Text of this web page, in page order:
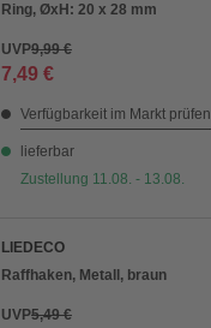
Ring, ØxH: 20 x 28 mm
UVP9,99 €
7,49 €
Verfügbarkeit im Markt prüfen
lieferbar
Zustellung 11.08. - 13.08.
LIEDECO
Raffhaken, Metall, braun
UVP5,49 €